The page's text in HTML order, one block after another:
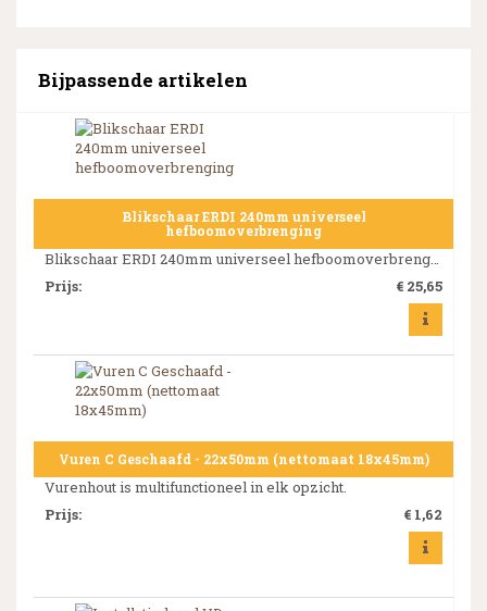
Bijpassende artikelen
Blikschaar ERDI 240mm universeel
hefboomoverbrenging
Prijs: € 25,65
Vuren C Geschaafd - 22x50mm (nettomaat 18x45mm)
Vurenhout is multifunctioneel in elk opzicht.
Prijs: € 1,62